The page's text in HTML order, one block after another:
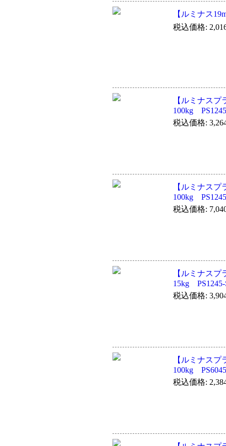
【ルミナス
税込価格:
【ルミナス
100kg PS1245
税込価格:
【ルミナス
100kg
税込価格:
【ルミナス
15kg PS1245-
税込価格:
【ルミナス
100kg PS6045
税込価格: